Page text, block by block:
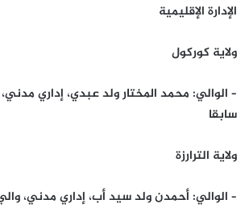
الإدارة الإقليمية
ولاية كوركول
– الوالي: محمد المختار ولد عبدي، إداري
سابقا
ولاية الترارزة
– الوالي: أحمدن ولد سيد أب، إداري مدني،